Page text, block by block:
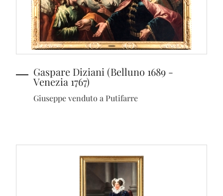
Gaspare Diziani (Belluno 1689 -
Venezia 1767)
Giuseppe venduto a Putifarre